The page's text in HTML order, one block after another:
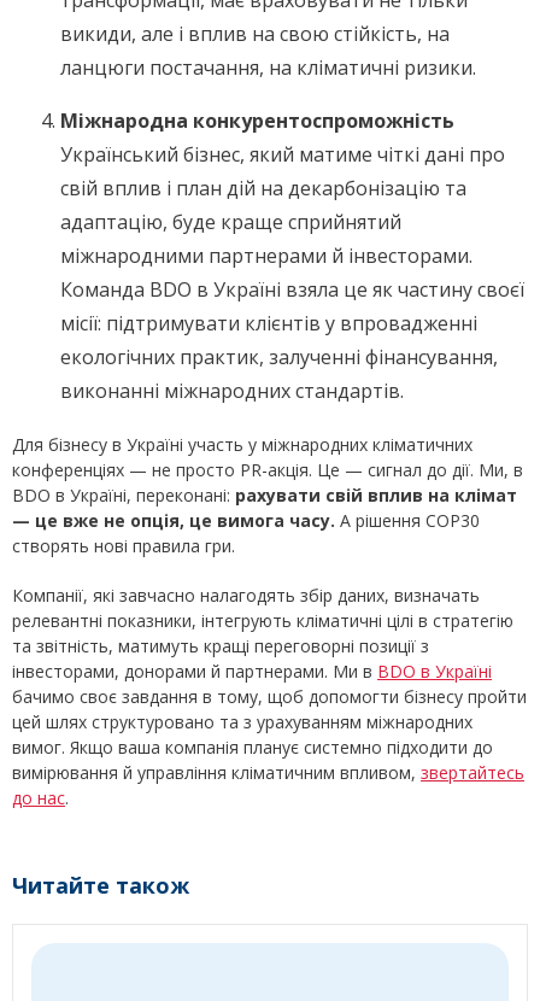
викиди, але і вплив на свою стійкість, на
ланцюги постачання, на кліматичні ризики.
Міжнародна конкурентоспроможність
Український бізнес, який матиме чіткі дані про
свій вплив і план дій на декарбонізацію та
адаптацію, буде краще сприйнятий
міжнародними партнерами й інвесторами.
Команда BDO в Україні взяла це як частину своєї
місії: підтримувати клієнтів у впровадженні
екологічних практик, залученні фінансування,
виконанні міжнародних стандартів.
Для бізнесу в Україні участь у міжнародних кліматичних
конференціях — не просто PR-акція. Це — сигнал до дії. Ми, в
BDO в Україні, переконані: рахувати свій вплив на клімат
— це вже не опція, це вимога часу. А рішення COP30
створять нові правила гри.
Компанії, які завчасно налагодять збір даних, визначать
релевантні показники, інтегрують кліматичні цілі в стратегію
та звітність, матимуть кращі переговорні позиції з
інвесторами, донорами й партнерами. Ми в BDO в Україні
бачимо своє завдання в тому, щоб допомогти бізнесу пройти
цей шлях структуровано та з урахуванням міжнародних
вимог. Якщо ваша компанія планує системно підходити до
вимірювання й управління кліматичним впливом, звертайтесь
до нас.
Читайте також